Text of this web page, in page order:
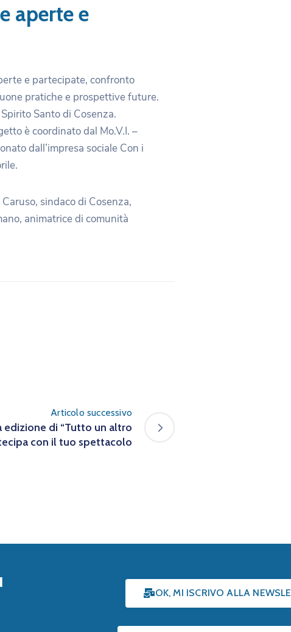
aperte e
e partecipate, confronto
pratiche e prospettive future.
Santo di Cosenza.
è coordinato dal Mo.V.I. –
dall’impresa sociale Con i
sindaco di Cosenza,
animatrice di comunità
Articolo successivo
edizione di “Tutto un altro
con il tuo spettacolo
OK, MI ISCRIVO ALLA